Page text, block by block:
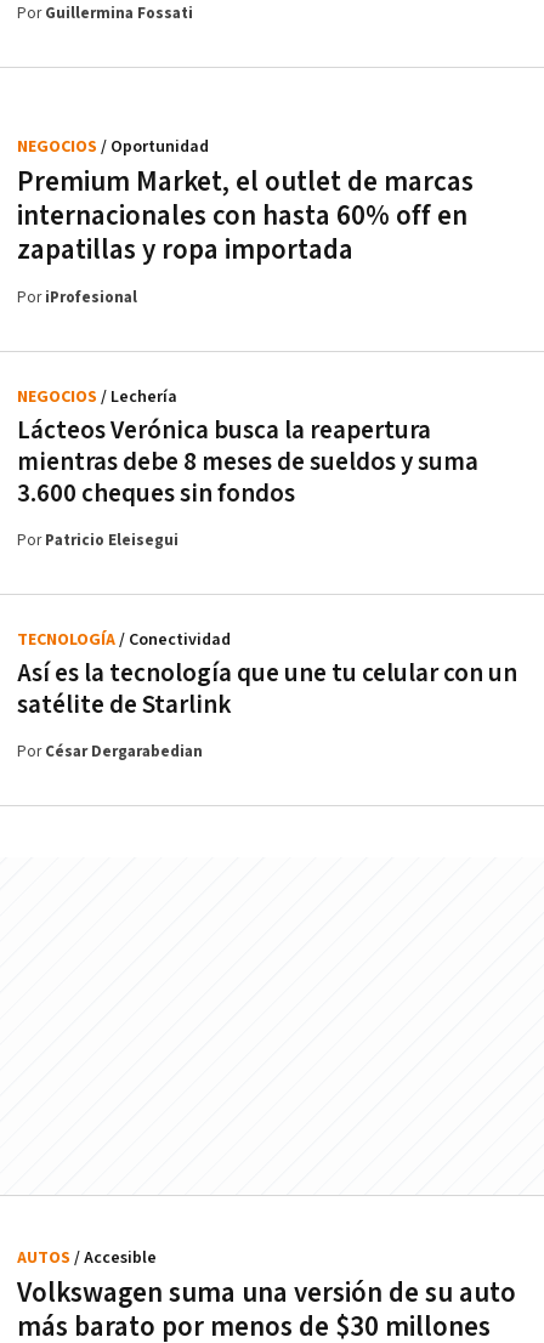
PorGuillermina Fossati
Premium Market, el outlet de marcas
internacionales con hasta 60% off en
zapatillas y ropa importada
NEGOCIOS / Oportunidad
PoriProfesional
Lácteos Verónica busca la reapertura
mientras debe 8 meses de sueldos y suma
3.600 cheques sin fondos
NEGOCIOS / Lechería
PorPatricio Eleisegui
Así es la tecnología que une tu celular con un
satélite de Starlink
TECNOLOGÍA/ Conectividad
PorCésar Dergarabedian
Volkswagen suma una versión de su auto
más barato por menos de $30 millones
AUTOS / Accesible